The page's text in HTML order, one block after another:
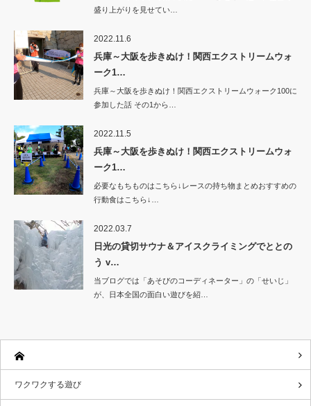
盛り上がりを見せてい…
2022.11.6
兵庫～大阪を歩きぬけ！関西エクストリームウォ
ーク1…
兵庫～大阪を歩きぬけ！関西エクストリームウォーク100に
参加した話 その1から…
2022.11.5
兵庫～大阪を歩きぬけ！関西エクストリームウォ
ーク1…
必要なもちものはこちら↓レースの持ち物まとめおすすめの
行動食はこちら↓…
2022.03.7
日光の貸切サウナ＆アイスクライミングでととの
う v…
当ブログでは「あそびのコーディネーター」の「せいじ」
が、日本全国の面白い遊びを紹…
ワクワクする遊び